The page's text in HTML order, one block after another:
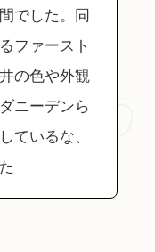
でした。同
ファースト
の色や外観
ニーデンら
ているな、